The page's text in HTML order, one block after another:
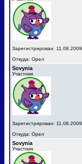
Зарегистрирован: 11.08.2009
Откуда: Орел
Sovynia
Участник
Зарегистрирован: 11.08.2009
Откуда: Орел
Sovynia
Участник